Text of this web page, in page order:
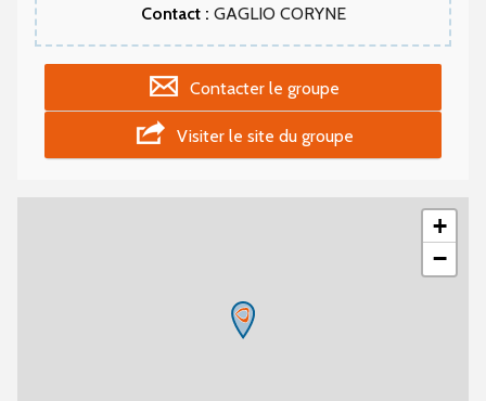
Contact : GAGLIO CORYNE
Contacter le groupe
Visiter le site du groupe
+
−